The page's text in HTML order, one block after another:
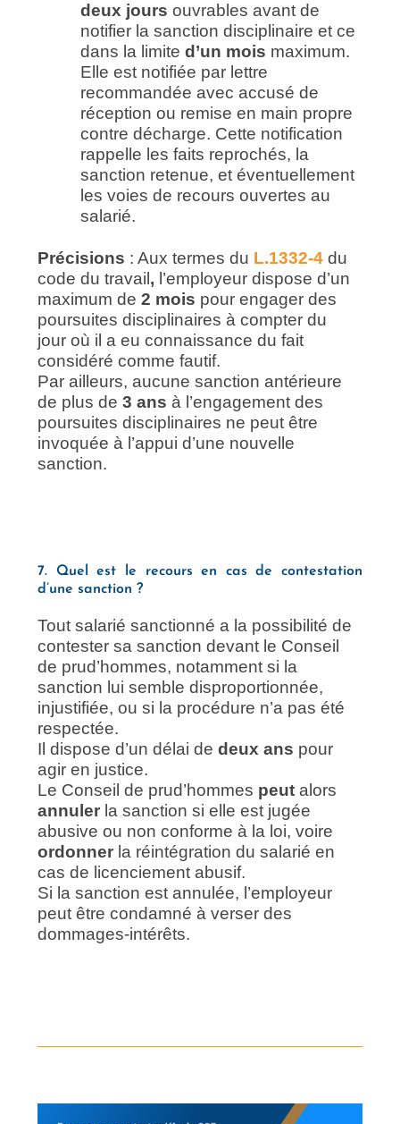
deux jours ouvrables avant de
notifier la sanction disciplinaire et ce
dans la limited’un mois maximum.
Elle est notifiée par lettre
recommandée avec accusé de
réception ou remise en main propre
contre décharge. Cette notification
rappelle les faits reprochés, la
sanction retenue, et éventuellement
les voies de recours ouvertes au
salarié.
Précisions : Aux termes du L.1332-4 du
code du travail , l’employeur dispose d’un
maximum de2 mois pour engager des
poursuites disciplinaires à compter du
jour où il a eu connaissance du fait
considéré comme fautif.
Par ailleurs, aucune sanction antérieure
de plus de3 ans à l’engagement des
poursuites disciplinaires ne peut être
invoquée à l’appui d’une nouvelle
sanction.
7. Quel est le recours en cas de contestation
d’une sanction ?
Tout salarié sanctionné a la possibilité de
contester sa sanction devant le Conseil
de prud’hommes, notamment si la
sanction lui semble disproportionnée,
injustifiée, ou si la procédure n’a pas été
respectée.
Il dispose d’un délai dedeux ans pour
agir en justice.
Le Conseil de prud’hommes peutalors
annuler la sanction si elle est jugée
abusive ou non conforme à la loi, voire
ordonner la réintégration du salarié en
cas de licenciement abusif.
Si la sanction est annulée, l’employeur
peut être condamné à verser des
dommages-intérêts.